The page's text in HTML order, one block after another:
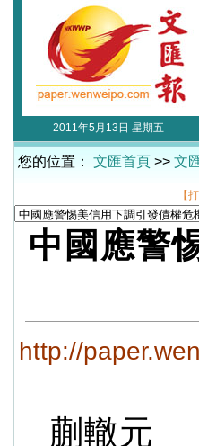
2011年5月13日 星期五
您的位置： 文匯首頁 >> 文
【
中國應警
http://
蒯轍元